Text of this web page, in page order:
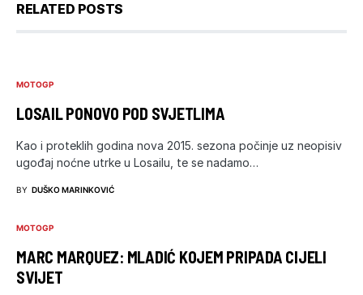
RELATED POSTS
MOTOGP
LOSAIL PONOVO POD SVJETLIMA
Kao i proteklih godina nova 2015. sezona počinje uz neopisiv
ugođaj noćne utrke u Losailu, te se nadamo…
BY DUŠKO MARINKOVIĆ
MOTOGP
MARC MARQUEZ: MLADIĆ KOJEM PRIPADA CIJELI
SVIJET